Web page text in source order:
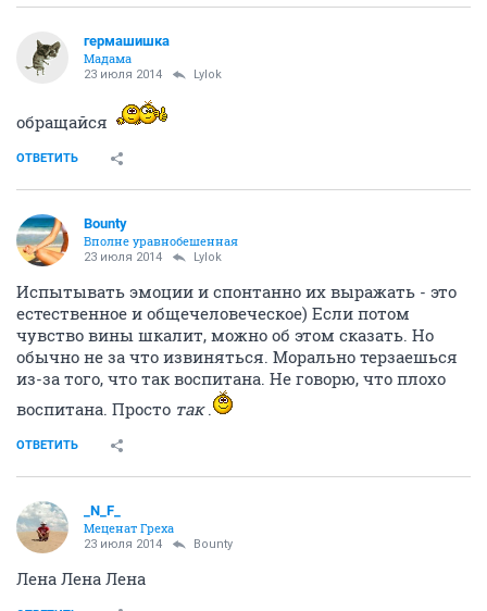
гермашишка
Мадама
23 июля 2014 Lylok
обращайся
ОТВЕТИТЬ
Bounty
Вполне уравнобешенная
23 июля 2014 Lylok
Испытывать эмоции и спонтанно их выражать - это
естественное и общечеловеческое) Если потом
чувство вины шкалит, можно об этом сказать. Но
обычно не за что извиняться. Морально терзаешься
из-за того, что так воспитана. Не говорю, что плохо
воспитана. Просто так.
ОТВЕТИТЬ
_N_F_
Меценат Греха
23 июля 2014 Bounty
Лена Лена Лена